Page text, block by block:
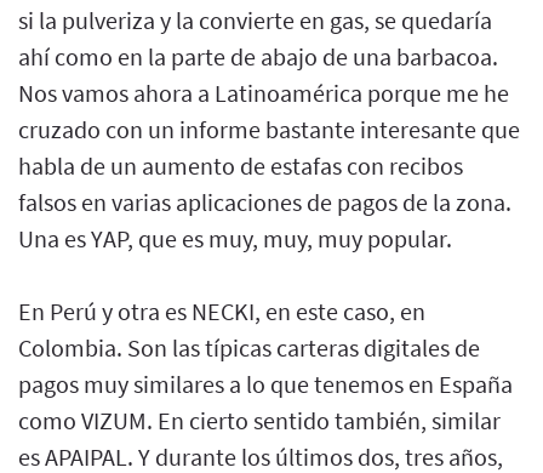
si la pulveriza y la convierte en gas, se quedaría
ahí como en la parte de abajo de una barbacoa.
Nos vamos ahora a Latinoamérica porque me he
cruzado con un informe bastante interesante que
habla de un aumento de estafas con recibos
falsos en varias aplicaciones de pagos de la zona.
Una es YAP, que es muy, muy, muy popular.
En Perú y otra es NECKI, en este caso, en
Colombia. Son las típicas carteras digitales de
pagos muy similares a lo que tenemos en España
como VIZUM. En cierto sentido también, similar
es APAIPAL. Y durante los últimos dos, tres años,